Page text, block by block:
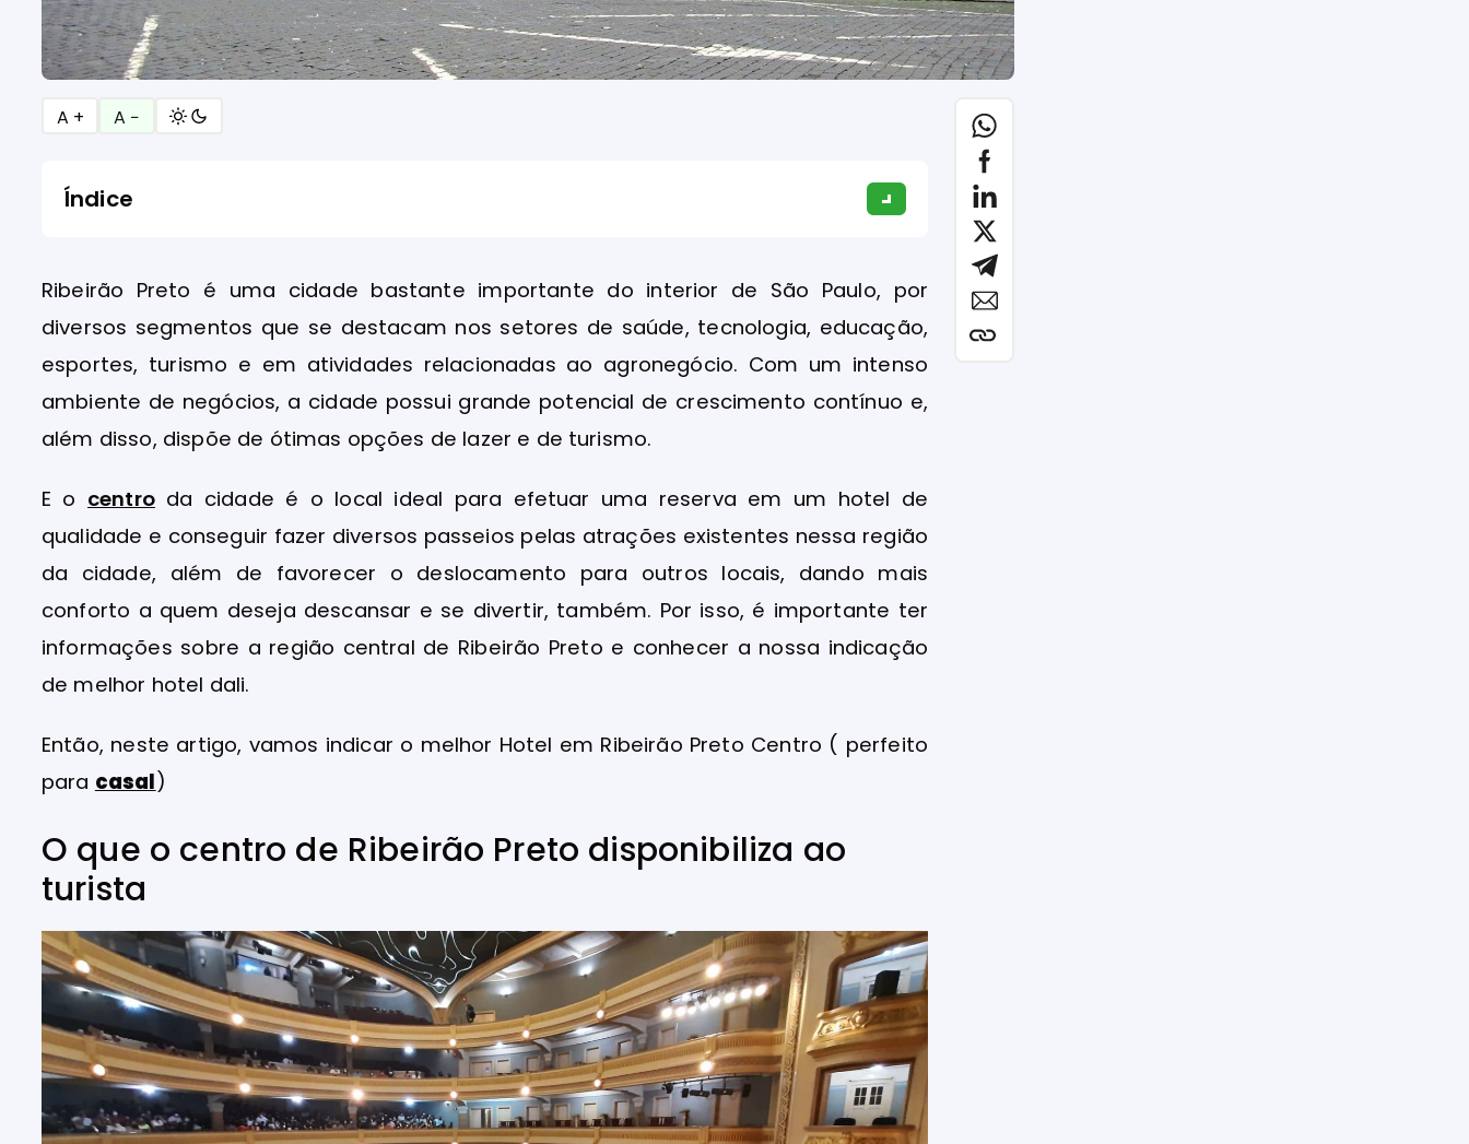
A + A −
Índice
Ribeirão Preto é uma cidade bastante importante do interior de São Paulo, por
diversos segmentos que se destacam nos setores de saúde, tecnologia, educação,
esportes, turismo e em atividades relacionadas ao agronegócio. Com um intenso
ambiente de negócios, a cidade possui grande potencial de crescimento contínuo e,
além disso, dispõe de ótimas opções de lazer e de turismo.
E o centroda cidade é o local ideal para efetuar uma reserva em um hotel de
qualidade e conseguir fazer diversos passeios pelas atrações existentes nessa região
da cidade, além de favorecer o deslocamento para outros locais, dando mais
conforto a quem deseja descansar e se divertir, também. Por isso, é importante ter
informações sobre a região central de Ribeirão Preto e conhecer a nossa indicação
de melhor hotel dali.
Então, neste artigo, vamos indicar o melhor Hotel em Ribeirão Preto Centro ( perfeito
para casal)
O que o centro de Ribeirão Preto disponibiliza ao
turista